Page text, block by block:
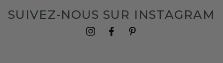
SUIVEZ-NOUS SUR INSTAGRAM